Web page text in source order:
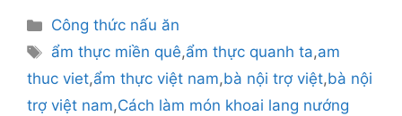
Danh
mục
Công thức nấu ăn
Thẻ
ẩm thực miền quê,ẩm thực quanh ta,am
thuc viet,ẩm thực việt nam,bà nội trợ việt,bà nội
trợ việt nam,Cách làm món khoai lang nướng